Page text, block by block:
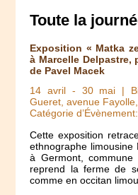
Toute la
Exposition « Matka
à Marcelle Delpastre,
de Pavel Macek
14 avril - 30 mai |
Gueret, avenue
Catégorie
Cette exposition
ethnographe limousine
à Germont,
reprend la ferme de
comme en occitan